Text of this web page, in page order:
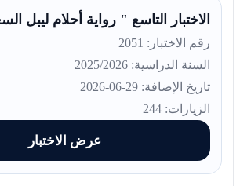
الاختبار التاسع " رواية أحلام ليبل
رقم الاختبار: 2051
السنة الدراسية: 2025/2026
تاريخ الإضافة: 29-06-2026
الزيارات: 244
عرض الاختبار